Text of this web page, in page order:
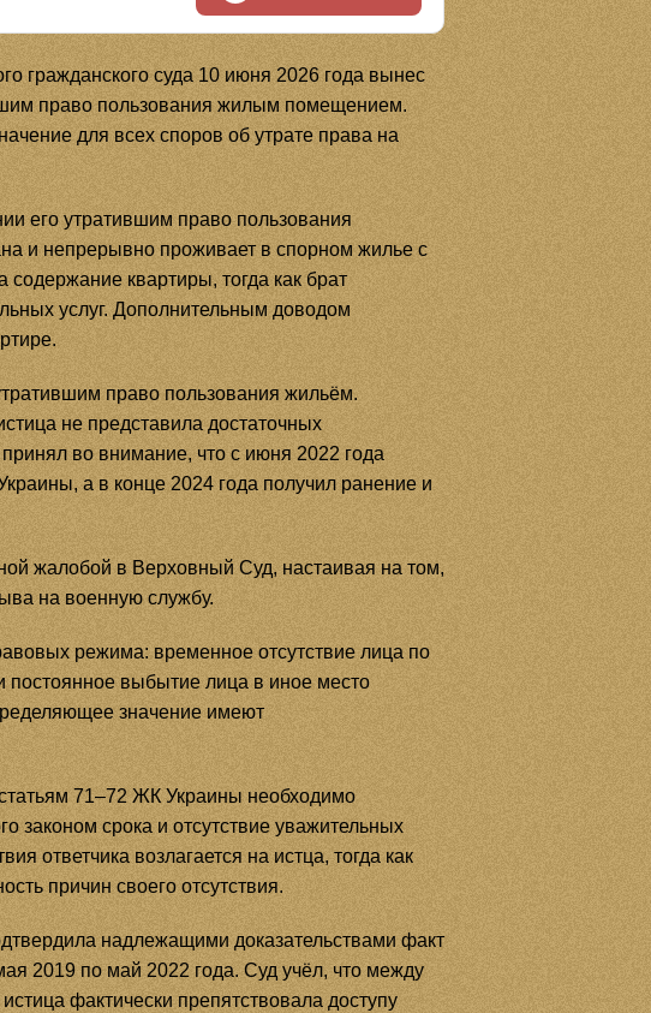
гражданского суда 10 июня 2026 года вынес
право пользования жилым помещением.
для всех споров об утрате права на
его утратившим право пользования
и непрерывно проживает в спорном жилье с
квартиры, тогда как брат
услуг. Дополнительным доводом
право пользования жильём.
не представила достаточных
во внимание, что с июня 2022 года
а в конце 2024 года получил ранение и
жалобой в Верховный Суд, настаивая на том,
на военную службу.
режима: временное отсутствие лица по
постоянное выбытие лица в иное место
значение имеют
71–72 ЖК Украины необходимо
законом срока и отсутствие уважительных
ответчика возлагается на истца, тогда как
причин своего отсутствия.
надлежащими доказательствами факт
2019 по май 2022 года. Суд учёл, что между
фактически препятствовала доступу